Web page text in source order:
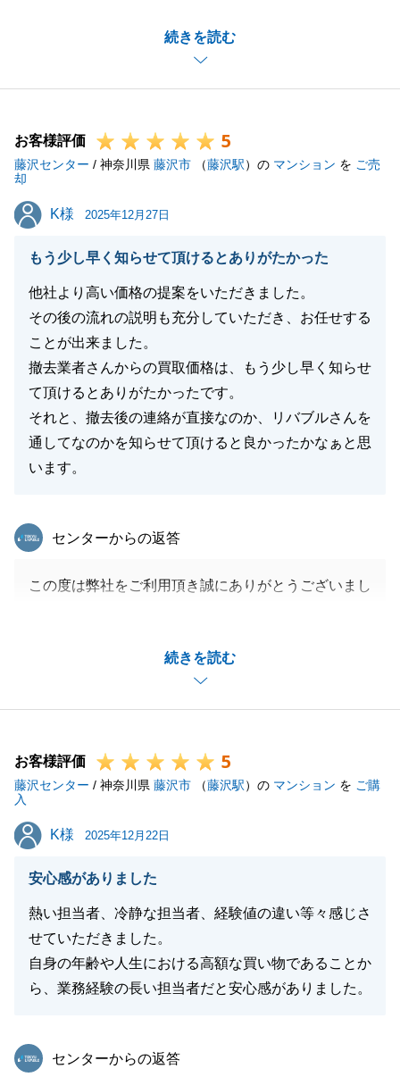
続きを読む
することができました。
もしお知り合いで不動産売買をお考えの方がいらっし
ゃいましたら、ご紹介いただければ幸いです。
お客様評価 5
藤沢センター / 神奈川県 藤沢市 （藤沢駅）の マンション を ご売
却
K様
K様 2025年12月27日
もう少し早く知らせて頂けるとありがたかった
他社より高い価格の提案をいただきました。
その後の流れの説明も充分していただき、お任せする
ことが出来ました。
撤去業者さんからの買取価格は、もう少し早く知らせ
て頂けるとありがたかったです。
それと、撤去後の連絡が直接なのか、リバブルさんを
通してなのかを知らせて頂けると良かったかなぁと思
います。
続きを読む
東急リバブル
センターからの返答
この度は弊社をご利用頂き誠にありがとうございまし
しまい申し訳ございません。
頂いたご意見を踏まえて、今後は一層、関連業者との
連携を密にするように取り組んでまいります。
いましたらお気軽にご相談下さい。
今後とも何卒宜しくお願い申し上げます。
お客様評価 5
藤沢センター / 神奈川県 藤沢市 （藤沢駅）の マンション を ご購
入
K様
K様 2025年12月22日
安心感がありました
熱い担当者、冷静な担当者、経験値の違い等々感じさ
せていただきました。
自身の年齢や人生における高額な買い物であることか
ら、業務経験の長い担当者だと安心感がありました。
東急リバブル
センターからの返答